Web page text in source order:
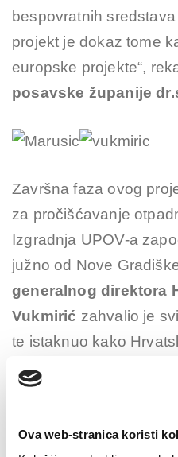
Ova web-stranica koristi
bespovratnih
projekt je dokaz tome
europske projekte“,
posavske županije
Završna faza ovog
za pročišćavanje
Izgradnja UPOV-a
južno od Nove
generalnog direktora
Vukmirić zahvalio je
te istaknuo kako
sudionike kako bi se
realizirali. „Vlada RH
provodile politike